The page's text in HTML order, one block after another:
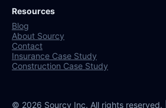
Resources
Blog
About Sourcy
Contact
Insurance Case Study
Construction Case Study
© 2026 Sourcy Inc. All rights reserved. |